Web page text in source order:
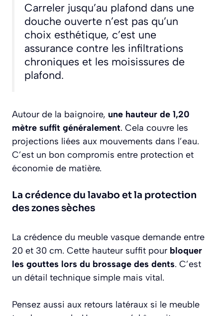
Carreler jusqu’au plafond dans une
douche ouverte n’est pas qu’un
choix esthétique, c’est une
assurance contre les infiltrations
chroniques et les moisissures de
plafond.
Autour de la baignoire, une hauteur de 1,20
mètre suffit généralement. Cela couvre les
projections liées aux mouvements dans l’eau.
C’est un bon compromis entre protection et
économie de matière.
La crédence du lavabo et la protection
des zones sèches
La crédence du meuble vasque demande entre
20 et 30 cm. Cette hauteur suffit pour bloquer
les gouttes lors du brossage des dents. C’est
un détail technique simple mais vital.
Pensez aussi aux retours latéraux si le meuble